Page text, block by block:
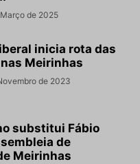
de 2025
inicia rota das
Meirinhas
de 2023
substitui Fábio
de
Meirinhas